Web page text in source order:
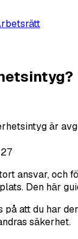
är
ansvar, och
Den här
att du har
säkerhet.